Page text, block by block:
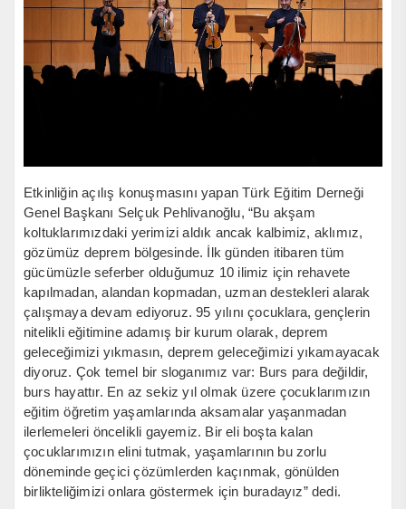
Etkinliğin açılış konuşmasını yapan Türk Eğitim Derneği
Genel Başkanı Selçuk Pehlivanoğlu, “Bu akşam
koltuklarımızdaki yerimizi aldık ancak kalbimiz, aklımız,
gözümüz deprem bölgesinde. İlk günden itibaren tüm
gücümüzle seferber olduğumuz 10 ilimiz için rehavete
kapılmadan, alandan kopmadan, uzman destekleri alarak
çalışmaya devam ediyoruz. 95 yılını çocuklara, gençlerin
nitelikli eğitimine adamış bir kurum olarak, deprem
geleceğimizi yıkmasın, deprem geleceğimizi yıkamayacak
diyoruz. Çok temel bir sloganımız var: Burs para değildir,
burs hayattır. En az sekiz yıl olmak üzere çocuklarımızın
eğitim öğretim yaşamlarında aksamalar yaşanmadan
ilerlemeleri öncelikli gayemiz. Bir eli boşta kalan
çocuklarımızın elini tutmak, yaşamlarının bu zorlu
döneminde geçici çözümlerden kaçınmak, gönülden
birlikteliğimizi onlara göstermek için buradayız” dedi.